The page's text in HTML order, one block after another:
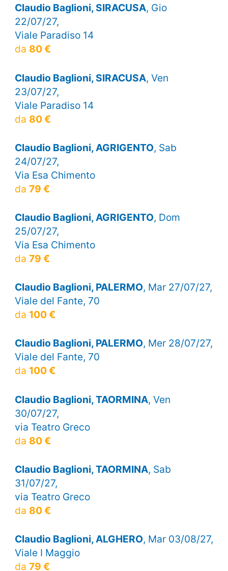
Claudio Baglioni, SIRACUSA, Gio
22/07/27,
Viale Paradiso 14
da 80 €
Claudio Baglioni, SIRACUSA, Ven
23/07/27,
Viale Paradiso 14
da 80 €
Claudio Baglioni, AGRIGENTO, Sab
24/07/27,
Via Esa Chimento
da 79 €
Claudio Baglioni, AGRIGENTO, Dom
25/07/27,
Via Esa Chimento
da 79 €
Claudio Baglioni, PALERMO, Mar 27/07/27,
Viale del Fante, 70
da 100 €
Claudio Baglioni, PALERMO, Mer 28/07/27,
Viale del Fante, 70
da 100 €
Claudio Baglioni, TAORMINA, Ven
30/07/27,
via Teatro Greco
da 80 €
Claudio Baglioni, TAORMINA, Sab
31/07/27,
via Teatro Greco
da 80 €
Claudio Baglioni, ALGHERO, Mar 03/08/27,
Viale I Maggio
da 79 €